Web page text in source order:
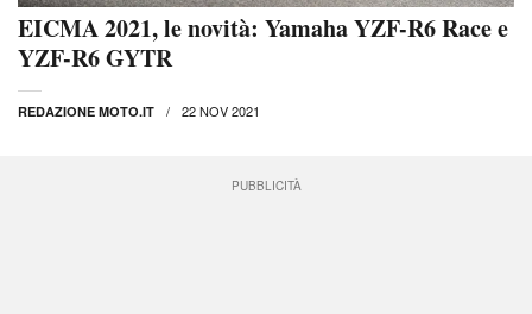
EICMA 2021, le novità: Yamaha YZF-R6 Race e
YZF-R6 GYTR
REDAZIONE MOTO.IT 22 NOV 2021
PUBBLICITÀ